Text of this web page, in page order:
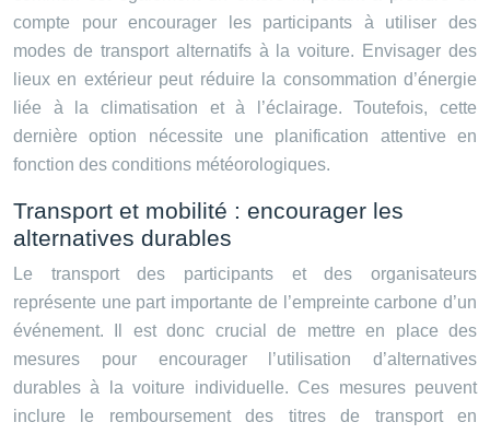
compte pour encourager les participants à utiliser des
modes de transport alternatifs à la voiture. Envisager des
lieux en extérieur peut réduire la consommation d’énergie
liée à la climatisation et à l’éclairage. Toutefois, cette
dernière option nécessite une planification attentive en
fonction des conditions météorologiques.
Transport et mobilité : encourager les
alternatives durables
Le transport des participants et des organisateurs
représente une part importante de l’empreinte carbone d’un
événement. Il est donc crucial de mettre en place des
mesures pour encourager l’utilisation d’alternatives
durables à la voiture individuelle. Ces mesures peuvent
inclure le remboursement des titres de transport en